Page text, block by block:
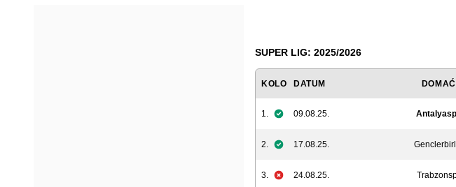
SUPER LIG: 2025/2026
KOLO DATUM
1. 09.08.25.
2. 17.08.25.
3. 24.08.25.